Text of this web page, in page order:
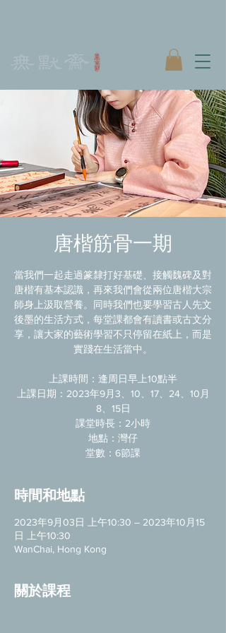
唐楷筋骨一期
當我們一起走過篆隸打好基礎、接觸魏碑及對
唐楷有基本認識，再來我們會從兩位唐楷大宗
師身上汲取營養。同時我們也要學習古人先文
後墨的生活方式，每堂課都會有讀書或古文分
享，讓大家的藝術學習不只停留在紙上，而是
實踐在生活當中。
上課時間：逢周日早上10點半
上課日期：2023年9月3、10、17、24、10月
8、15日
課堂時長：2小時
地點：灣仔
堂數：6節課
時間和地點
2023年9月03日 上午10:30 – 2023年10月15
日 上午10:30
WanChai, Hong Kong
關於課程